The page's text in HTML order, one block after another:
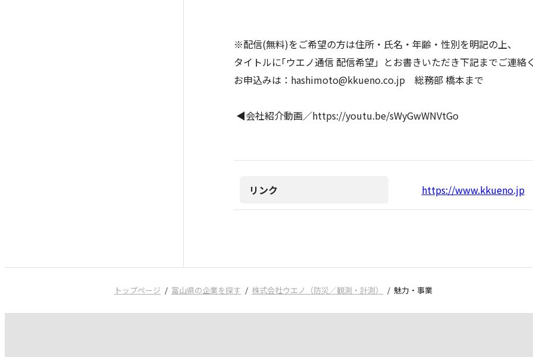
※配信(無料)をご希望の方は住所・氏名・年齢・性別を明記の上、
タイトルに｢ウエノ通信 配信希望」とお書きいただき下記までご連絡
お申込みは：hashimoto@kkueno.co.jp 総務部 橋本まで
◀会社紹介動画／https://youtu.be/sWyGwWNVtGo
リンク https://www.kkueno.jp
トップページ 富山県の企業を探す 株式会社ウエノ（防災／観測・計測） 魅力・事業